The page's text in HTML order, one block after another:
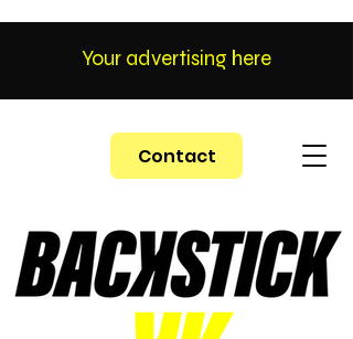
Contact
Your advertising here